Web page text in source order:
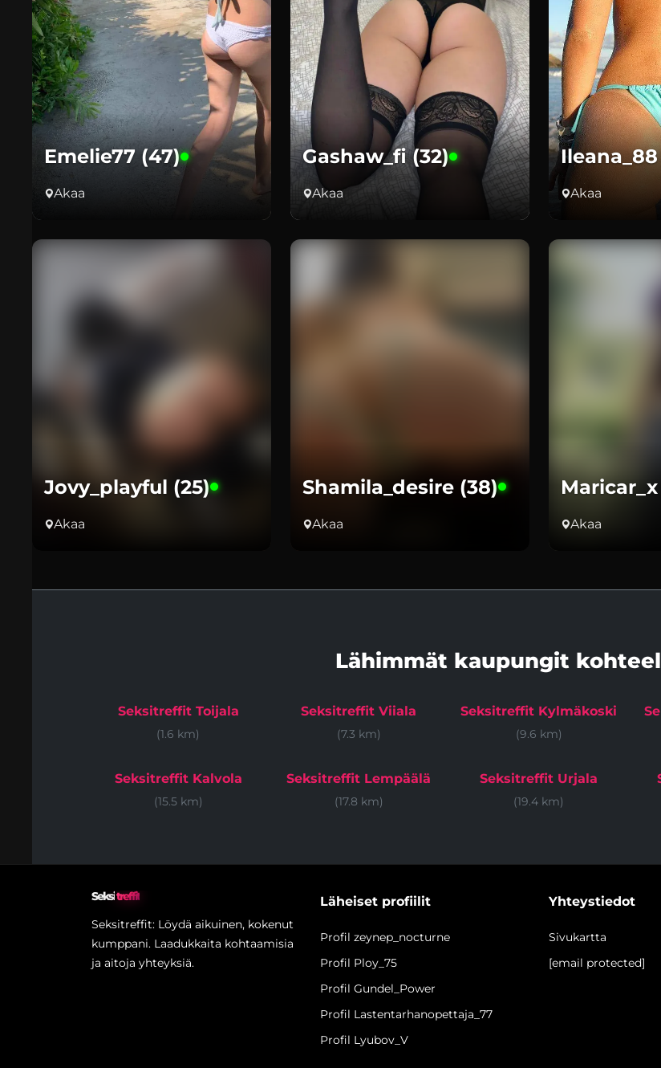
Emelie77 (47)
Akaa
Gashaw_fi (32)
Akaa Akaa
Jovy_playful (25)
Akaa
Shamila_desire (38)
Akaa Akaa
Lähimmät kaupungit
Seksitreffit Toijala
(1.6 km)
Seksitreffit Viiala
(7.3 km)
Seksitreffit Kylmäkoski
(9.6 km)
Seksitreffit Kalvola
(15.5 km)
Seksitreffit Lempäälä
(17.8 km)
Seksitreffit Urjala
(19.4 km)
Seksitreffit
Seksitreffit: Löydä aikuinen, kokenut
kumppani. Laadukkaita kohtaamisia
ja aitoja yhteyksiä.
Läheiset profiilit
Profil zeynep_nocturne
Profil Ploy_75
Profil Gundel_Power
Profil Lastentarhanopettaja_77
Profil Lyubov_V
Yhteystiedot
Sivukartta
[email protected]